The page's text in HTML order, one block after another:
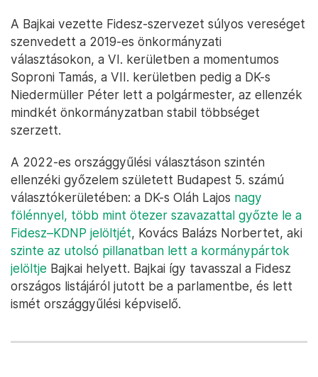
A Bajkai vezette Fidesz-szervezet súlyos vereséget
szenvedett a 2019-es önkormányzati
választásokon, a VI. kerületben a momentumos
Soproni Tamás, a VII. kerületben pedig a DK-s
Niedermüller Péter lett a polgármester, az ellenzék
mindkét önkormányzatban stabil többséget
szerzett.
A 2022-es országgyűlési választáson szintén
ellenzéki győzelem született Budapest 5. számú
választókerületében: a DK-s Oláh Lajos nagy
fölénnyel, több mint ötezer szavazattal győzte le a
Fidesz–KDNP jelöltjét, Kovács Balázs Norbertet, aki
szinte az utolsó pillanatban lett a kormánypártok
jelöltje Bajkai helyett. Bajkai így tavasszal a Fidesz
országos listájáról jutott be a parlamentbe, és lett
ismét országgyűlési képviselő.